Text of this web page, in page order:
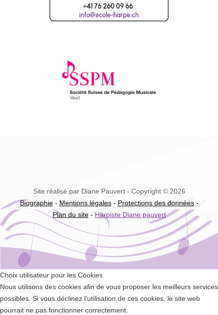
Site réalisé par Diane Pauvert - Copyright © 2026
Biographie- Mentions légales- Protections des données-
Plan du site- Harpiste Diane pauvert
Choix utilisateur pour les Cookies
Nous utilisons des cookies afin de vous proposer les meilleurs services
possibles. Si vous déclinez l'utilisation de ces cookies, le site web
pourrait ne pas fonctionner correctement.